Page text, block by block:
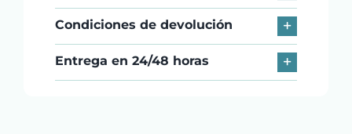
Condiciones de devolución
Entrega en 24/48 horas